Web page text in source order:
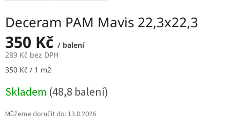
Deceram PAM Mavis 22,3x22,3
350 Kč / balení
289 Kč bez DPH
Měrná
350 Kč / 1 m2
Skladem (48,8 balení)
Můžeme doručit do: 13.8.2026